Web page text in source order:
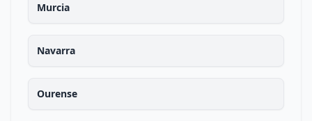
Murcia
Navarra
Ourense